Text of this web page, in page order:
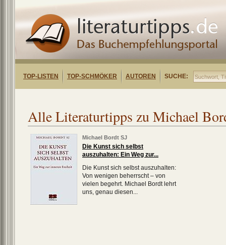
TOP-LISTEN TOP-SCHMÖKER AUTOREN SUCHE:
Alle Literaturtipps zu Michael
Michael Bordt SJ
Die Kunst sich selbst
auszuhalten: Ein Weg zur...
Die Kunst sich selbst auszuhalten:
Von wenigen beherrscht – von
vielen begehrt. Michael Bordt lehrt
uns, genau diesen...